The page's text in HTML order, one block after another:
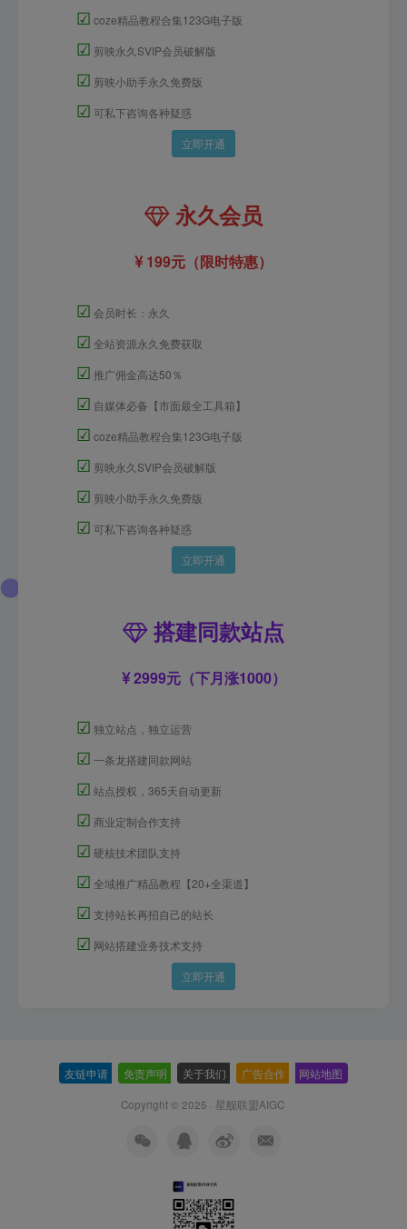
☑ coze精品教程合集123G电子版
☑ 剪映永久SVIP会员破解版
☑ 剪映小助手永久免费版
☑ 可私下咨询各种疑惑
立即开通
永久会员
199元（限时特惠）
☑ 会员时长：永久
☑ 全站资源永久免费获取
☑ 推广佣金高达50％
☑ 自媒体必备【市面最全工具箱】
☑ coze精品教程合集123G电子版
☑ 剪映永久SVIP会员破解版
☑ 剪映小助手永久免费版
☑ 可私下咨询各种疑惑
立即开通
搭建同款站点
2999元（下月涨1000）
☑ 独立站点，独立运营
☑ 一条龙搭建同款网站
☑ 站点授权，365天自动更新
☑ 商业定制合作支持
☑ 硬核技术团队支持
☑ 全域推广精品教程【20+全渠道】
☑ 支持站长再招自己的站长
☑ 网站搭建业务技术支持
立即开通
友链申请 免责声明 关于我们 广告合作 网站地图
Copyright © 2025 · 星舰联盟AIGC